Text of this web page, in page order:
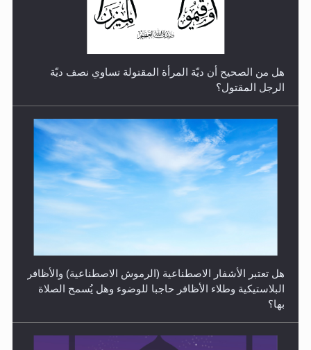
رأيٌ في لغة المسيح الموعود عليه السلام.. 4...
الهجرة: بحث عن الأمن والسلام في سبيل إرساء الأمن
هل من الصحيح أن ديّة المرأة المقتولة تساوي نصف ديّة
الرجل المقتول؟
هل تعتبر الأشفار الاصطناعية (الرموش الاصطناعية) والأظافر
البلاستيكية وطلاء الأظافر حاجبا للوضوء وهل يُسمح الصلاة
بها؟